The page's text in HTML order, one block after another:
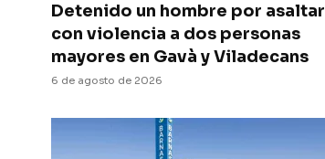
Detenido un hombre por asaltar
con violencia a dos personas
mayores en Gavà y Viladecans
6 de agosto de 2026